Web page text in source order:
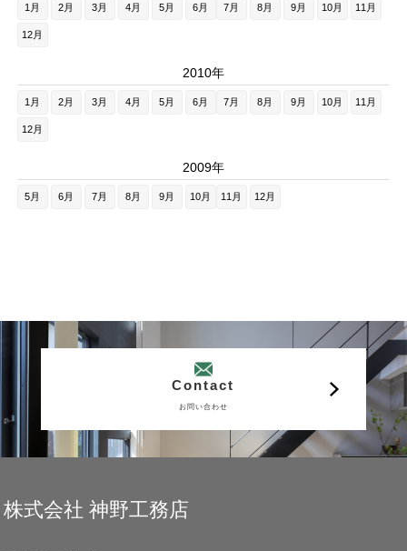
1月 2月 3月 4月 5月 6月 7月 8月 9月 10月 11月
12月
2010年
1月 2月 3月 4月 5月 6月 7月 8月 9月 10月 11月
12月
2009年
5月 6月 7月 8月 9月 10月 11月 12月
Contact
お問い合わせ
株式会社 神野工務店